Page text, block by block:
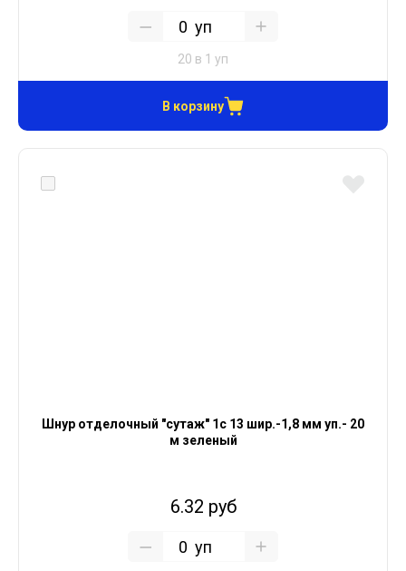
уп
20 в 1 уп
В корзину
Шнур отделочный "сутаж" 1с 13 шир.-1,8 мм уп.- 20
м зеленый
6.32 руб
уп